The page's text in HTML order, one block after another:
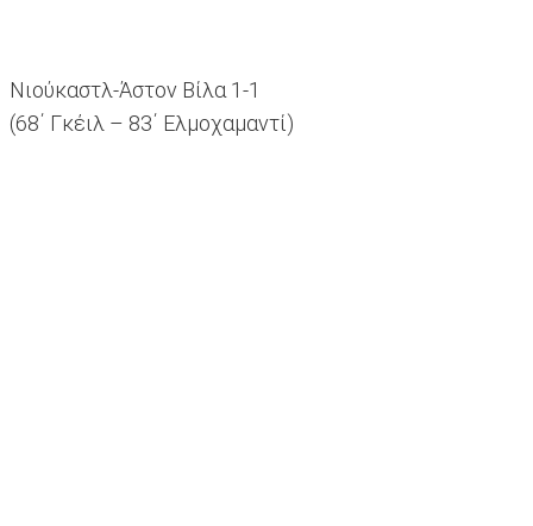
Νιούκαστλ-Άστον Βίλα 1-1
(68΄ Γκέιλ – 83΄ Ελμοχαμαντί)